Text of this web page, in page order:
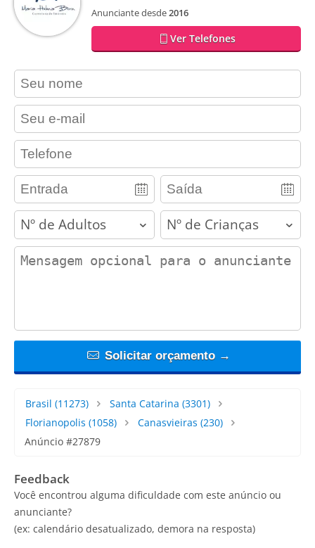
Anunciante desde2016
Ver Telefones
contact_name
contact_email
contact_phone
adults children
contact_message
Solicitar orçamento →
Brasil (11273) Santa Catarina (3301)
Florianopolis (1058) Canasvieiras (230)
Anúncio #27879
Feedback
Você encontrou alguma dificuldade com este anúncio ou
anunciante?
(ex: calendário desatualizado, demora na resposta)